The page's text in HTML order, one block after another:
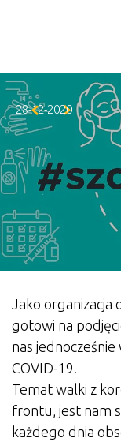
28-12-2020
Jako organizacja
gotowi na
nas
COVID-19.
Temat walki z
frontu, jest nam
każdego dnia